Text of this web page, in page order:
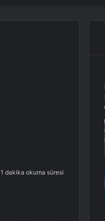
1 dakika okuma süresi